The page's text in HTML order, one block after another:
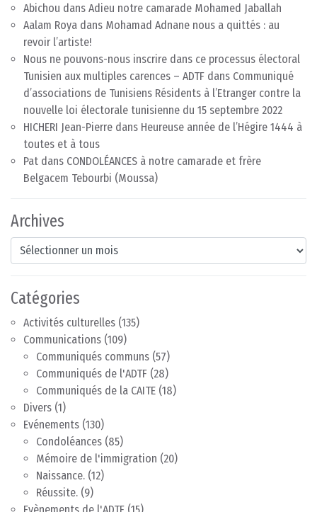
Abichou dans Adieu notre camarade Mohamed Jaballah
Aalam Roya dans Mohamad Adnane nous a quittés : au
revoir l’artiste!
Nous ne pouvons-nous inscrire dans ce processus électoral
Tunisien aux multiples carences – ADTF dans Communiqué
d’associations de Tunisiens Résidents à l’Etranger contre la
nouvelle loi électorale tunisienne du 15 septembre 2022
HICHERI Jean-Pierre dans Heureuse année de l’Hégire 1444 à
toutes et à tous
Pat dans CONDOLÉANCES à notre camarade et frère
Belgacem Tebourbi (Moussa)
Archives
Archives
Catégories
Activités culturelles (135)
Communications (109)
Communiqués communs (57)
Communiqués de l'ADTF (28)
Communiqués de la CAITE (18)
Divers (1)
Evénements (130)
Condoléances (85)
Mémoire de l'immigration (20)
Naissance. (12)
Réussite. (9)